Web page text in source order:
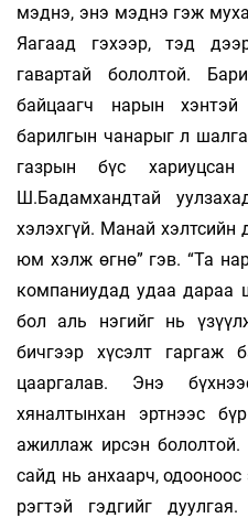
мэднэ, энэ мэднэ гэж
Яагаад гэхээр, тэд
гавартай бололтой.
байцаагч нарын
барилгын чанарыг л
газрын бүс
Ш.Бадамхандтай
хэлэхгүй. Манай хэлтсийн
юм хэлж өгнө” гэв. “Та
компаниудад удаа дараа
бол аль нэгийг нь
бичгээр хүсэлт гар­гаж
цааргалав. Энэ
хяналтынхан эртнээс
ажиллаж ирсэн
сайд нь анхаарч,
рэг­тэй гэдгийг